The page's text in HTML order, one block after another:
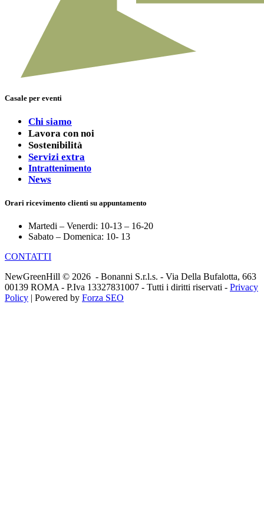
Casale per eventi
Chi siamo
Lavora con noi
Sostenibilità
Servizi extra
Intrattenimento
News
Orari ricevimento clienti su appuntamento
Martedi – Venerdi: 10-13 – 16-20
Sabato – Domenica: 10- 13
CONTATTI
NewGreenHill © 2026 - Bonanni S.r.l.s. - Via Della Bufalotta, 663
00139 ROMA - P.Iva 13327831007 - Tutti i diritti riservati - Privacy
Policy | Powered by Forza SEO